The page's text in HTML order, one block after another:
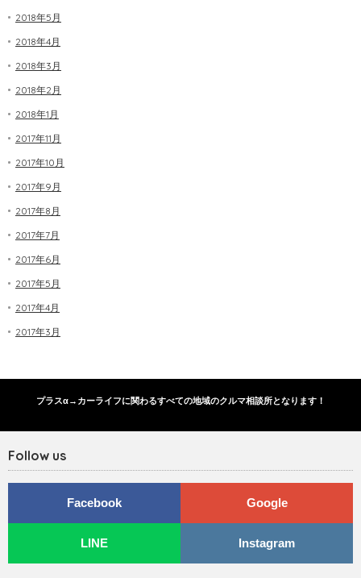
2018年5月
2018年4月
2018年3月
2018年2月
2018年1月
2017年11月
2017年10月
2017年9月
2017年8月
2017年7月
2017年6月
2017年5月
2017年4月
2017年3月
プラスα→カーライフに関わるすべての地域のクルマ相談所となります！
Follow us
Facebook Google
LINE Instagram